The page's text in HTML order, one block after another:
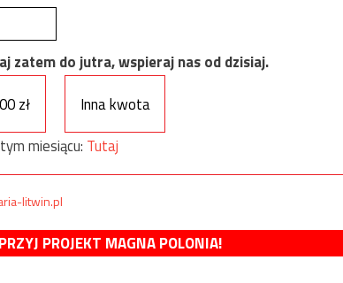
zatem do jutra, wspieraj nas od dzisiaj.
zł
Inna kwota
miesiącu: Tutaj
litwin.pl
PROJEKT MAGNA POLONIA!